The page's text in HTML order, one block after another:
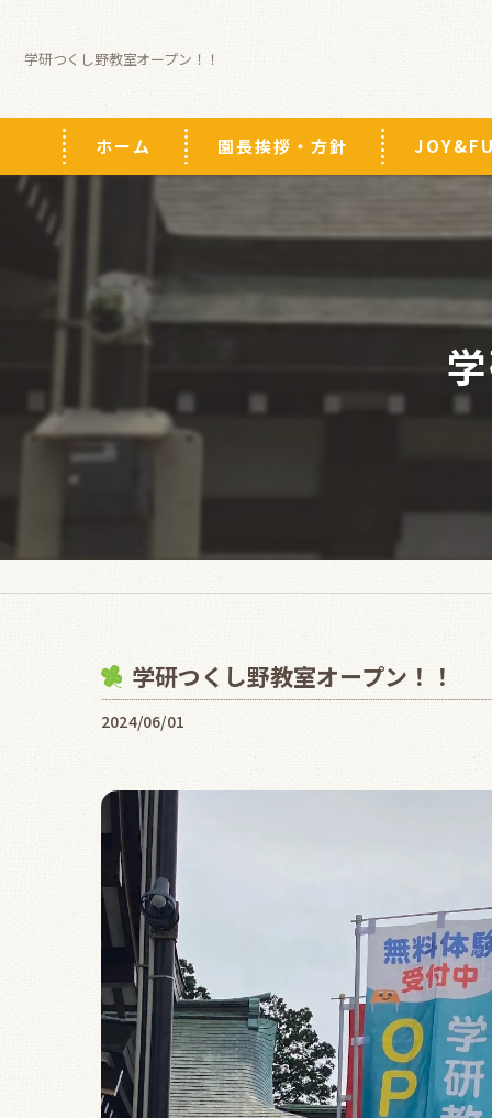
学研つくし野教室オープン！！
ホーム 園長挨拶・方針
パーソナル
学研つくし野教室オープン！！
2024/06/01